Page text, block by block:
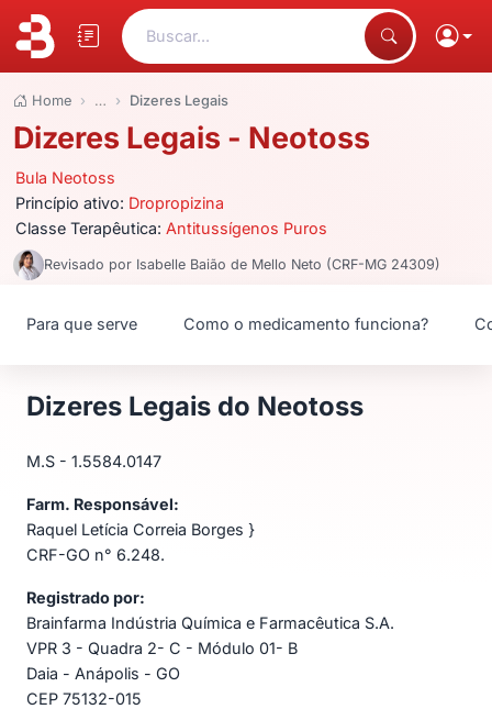
Buscar...
Home … Dizeres Legais
Dizeres Legais - Neotoss
Bula Neotoss
Princípio ativo: Dropropizina
Classe Terapêutica: Antitussígenos Puros
Revisado por Isabelle Baião de Mello Neto (CRF-MG 24309)
Para que serve Como o medicamento funciona?
Dizeres Legais do Neotoss
M.S - 1.5584.0147
Farm. Responsável:
Raquel Letícia Correia Borges }
CRF-GO n° 6.248.
Registrado por:
Brainfarma Indústria Química e Farmacêutica S.A.
VPR 3 - Quadra 2- C - Módulo 01- B
Daia - Anápolis - GO
CEP 75132-015